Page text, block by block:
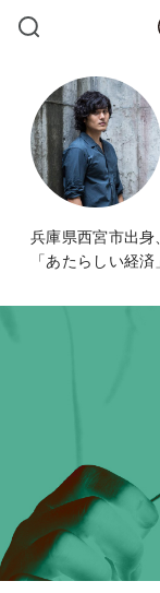
兵庫県西宮市出身
「あたらしい経